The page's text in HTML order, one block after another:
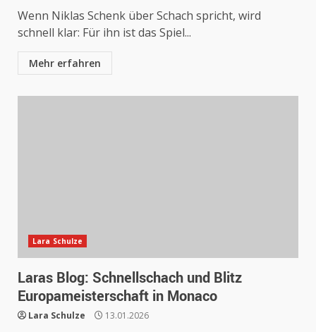
Wenn Niklas Schenk über Schach spricht, wird
schnell klar: Für ihn ist das Spiel...
Mehr erfahren
Lara Schulze
Laras Blog: Schnellschach und Blitz
Europameisterschaft in Monaco
Lara Schulze 13.01.2026